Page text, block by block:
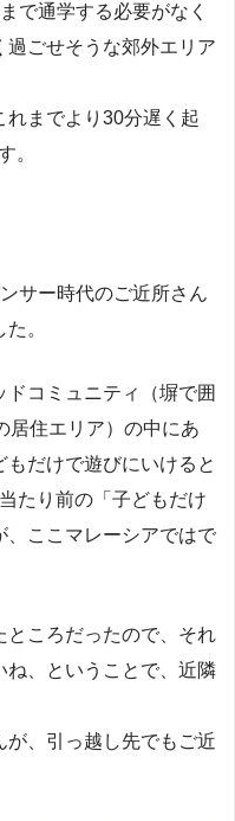
で通学する必要がなく
過ごせそうな郊外エリア
れまでより30分遅く起
。
サー時代のご近所さん
。
コミュニティ（塀で囲
居住エリア）の中にあ
だけで遊びにいけると
たり前の「子どもだけ
、ここマレーシアではで
ところだったので、それ
ね、ということで、近隣
、引っ越し先でもご近